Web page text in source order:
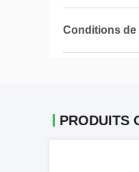
Conditions de
PRODUITS